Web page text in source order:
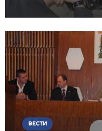
ВЕСТИ